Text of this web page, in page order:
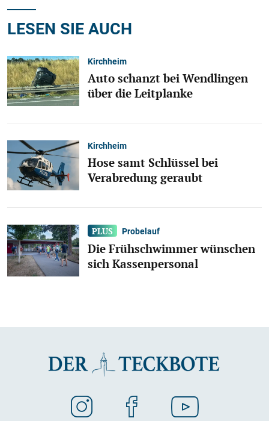
LESEN SIE AUCH
Kirchheim
Auto schanzt bei Wendlingen
über die Leitplanke
Kirchheim
Hose samt Schlüssel bei
Verabredung geraubt
Probelauf
Die Frühschwimmer wünschen
sich Kassenpersonal